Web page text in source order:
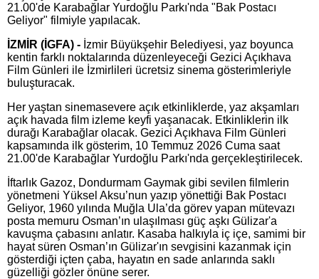
21.00'de Karabağlar Yurdoğlu Parkı'nda "Bak Postacı
Geliyor" filmiyle yapılacak.
İZMİR (İGFA) - İzmir Büyükşehir Belediyesi, yaz boyunca
kentin farklı noktalarında düzenleyeceği Gezici Açıkhava
Film Günleri ile İzmirlileri ücretsiz sinema gösterimleriyle
buluşturacak.
Her yaştan sinemasevere açık etkinliklerde, yaz akşamları
açık havada film izleme keyfi yaşanacak. Etkinliklerin ilk
durağı Karabağlar olacak. Gezici Açıkhava Film Günleri
kapsamında ilk gösterim, 10 Temmuz 2026 Cuma saat
21.00'de Karabağlar Yurdoğlu Parkı'nda gerçekleştirilecek.
İftarlık Gazoz, Dondurmam Gaymak gibi sevilen filmlerin
yönetmeni Yüksel Aksu’nun yazıp yönettiği Bak Postacı
Geliyor, 1960 yılında Muğla Ula’da görev yapan mütevazı
posta memuru Osman’ın ulaşılması güç aşkı Gülizar'a
kavuşma çabasını anlatır. Kasaba halkıyla iç içe, samimi bir
hayat süren Osman’ın Gülizar'ın sevgisini kazanmak için
gösterdiği içten çaba, hayatın en sade anlarında saklı
güzelliği gözler önüne serer.